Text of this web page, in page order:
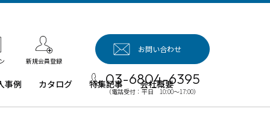
新規会員登録
事例
例（業
カタログ 特集記事 会社概要
お問い合わせ
03-6804-6395
（電話受付：平日 10:00～17:00）